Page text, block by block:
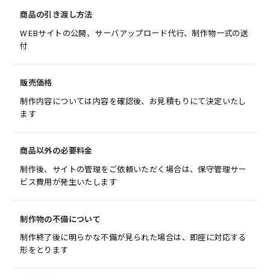
商品の引き渡し方法
WEBサイトの公開、サーバアップロード代行、制作物一式の送
付
販売価格
制作内容については内容を確認後、お見積もりにて決定いたし
ます
商品以外の必要料金
制作後、サイトの管理をご依頼いただく場合は、保守管理サー
ビス費用が発生いたします
制作物の不備について
制作終了後に明らかな不備が見られた場合は、即座に対応する
形をとります